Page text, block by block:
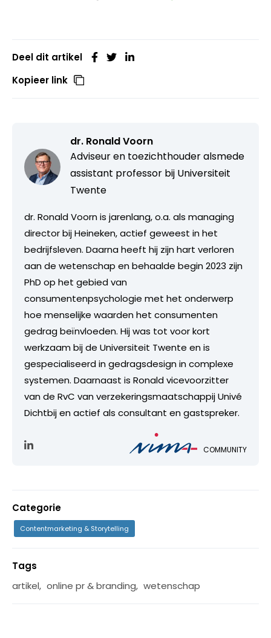
Deel dit artikel
Kopieer link
dr. Ronald Voorn
Adviseur en toezichthouder alsmede
assistant professor bij Universiteit
Twente
dr. Ronald Voorn is jarenlang, o.a. als managing
director bij Heineken, actief geweest in het
bedrijfsleven. Daarna heeft hij zijn hart verloren
aan de wetenschap en behaalde begin 2023 zijn
PhD op het gebied van
consumentenpsychologie met het onderwerp
hoe menselijke waarden het consumenten
gedrag beïnvloeden. Hij was tot voor kort
werkzaam bij de Universiteit Twente en is
gespecialiseerd in gedragsdesign in complexe
systemen. Daarnaast is Ronald vicevoorzitter
van de RvC van verzekeringsmaatschappij Univé
Dichtbij en actief als consultant en gastspreker.
COMMUNITY
Categorie
Contentmarketing & Storytelling
Tags
artikel, online pr & branding, wetenschap